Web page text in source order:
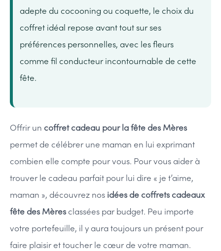
adepte du cocooning ou coquette, le choix du
coffret idéal repose avant tout sur ses
préférences personnelles, avec les fleurs
comme fil conducteur incontournable de cette
fête.
Offrir un coffret cadeau pour la fête des Mères
permet de célébrer une maman en lui exprimant
combien elle compte pour vous. Pour vous aider à
trouver le cadeau parfait pour lui dire « je t’aime,
maman », découvrez nos idées de coffrets cadeaux
fête des Mèresclassées par budget. Peu importe
votre portefeuille, il y aura toujours un présent pour
faire plaisir et toucher le cœur de votre maman.